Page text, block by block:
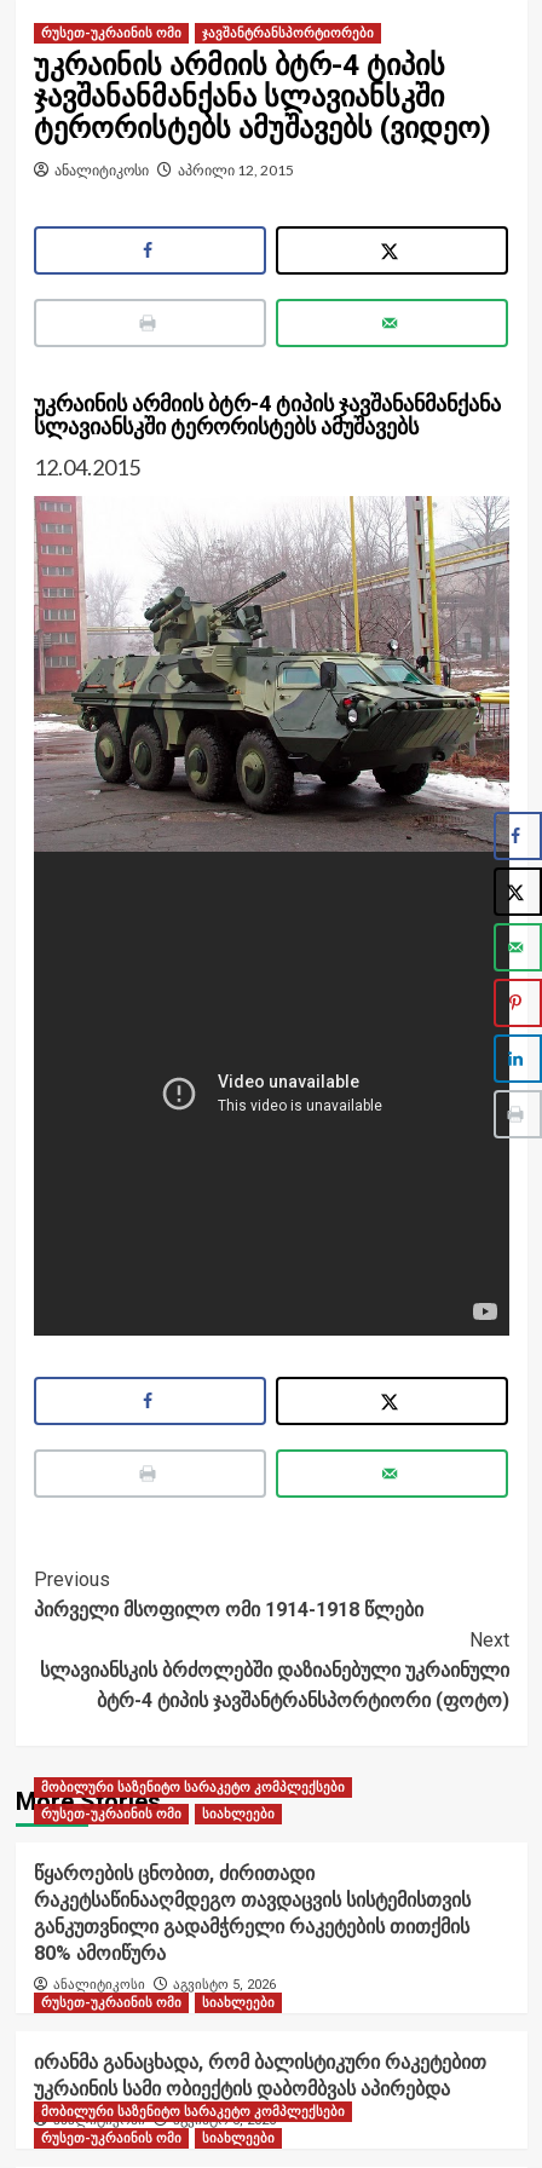
რუსეთ-უკრაინის ომი ჯავშანტრანსპორტიორები
უკრაინის არმიის ბტრ-4 ტიპის
ჯავშანანმანქანა სლავიანსკში
ტერორისტებს ამუშავებს (ვიდეო)
ანალიტიკოსი აპრილი 12, 2015
უკრაინის არმიის ბტრ-4 ტიპის ჯავშანანმანქანა
სლავიანსკში ტერორისტებს ამუშავებს
12.04.2015
Post
Navigation
Previous
პირველი მსოფილო ომი 1914-1918 წლები
Next
სლავიანსკის ბრძოლებში დაზიანებული უკრაინული
ბტრ-4 ტიპის ჯავშანტრანსპორტიორი (ფოტო)
More Stories
მობილური საზენიტო სარაკეტო კომპლექსები
რუსეთ-უკრაინის ომი
სიახლეები
წყაროების ცნობით, ძირითადი
რაკეტსაწინააღმდეგო თავდაცვის სისტემისთვის
განკუთვნილი გადამჭრელი რაკეტების თითქმის
80% ამოიწურა
ანალიტიკოსი
აგვისტო 5, 2026
რუსეთ-უკრაინის ომი
სიახლეები
ირანმა განაცხადა, რომ ბალისტიკური რაკეტებით
უკრაინის სამი ობიექტის დაბომბვას აპირებდა
ანალიტიკოსი აგვისტო 5, 2026
მობილური საზენიტო სარაკეტო კომპლექსები
რუსეთ-უკრაინის ომი
სიახლეები